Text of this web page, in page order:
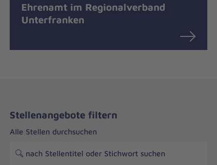
Ehrenamt im Regionalverband
Unterfranken
Stellenangebote filtern
Alle Stellen durchsuchen